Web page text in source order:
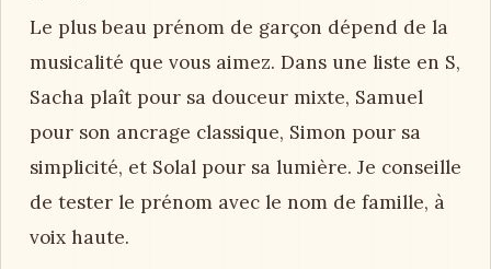
Le plus beau prénom de garçon dépend de la
musicalité que vous aimez. Dans une liste en S,
Sacha plaît pour sa douceur mixte, Samuel
pour son ancrage classique, Simon pour sa
simplicité, et Solal pour sa lumière. Je conseille
de tester le prénom avec le nom de famille, à
voix haute.